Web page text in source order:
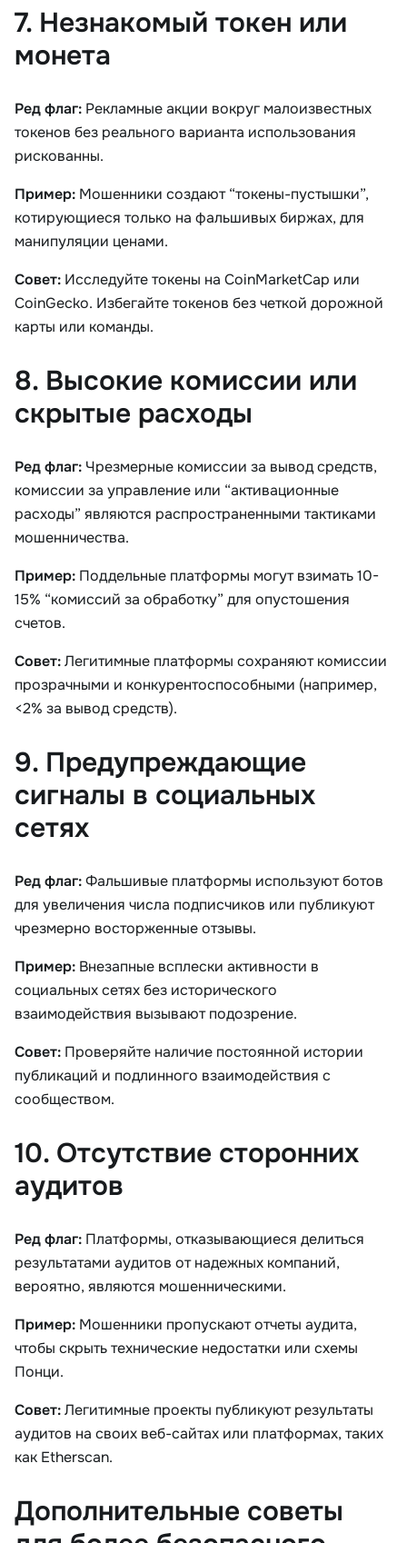
7. Незнакомый токен или
монета
Ред флаг: Рекламные акции вокруг малоизвестных
токенов без реального варианта использования
рискованны.
Пример: Мошенники создают “токены-пустышки”,
котирующиеся только на фальшивых биржах, для
манипуляции ценами.
Совет: Исследуйте токены на CoinMarketCap или
CoinGecko. Избегайте токенов без четкой дорожной
карты или команды.
8. Высокие комиссии или
скрытые расходы
Ред флаг: Чрезмерные комиссии за вывод средств,
комиссии за управление или “активационные
расходы” являются распространенными тактиками
мошенничества.
Пример: Поддельные платформы могут взимать 10-
15% “комиссий за обработку” для опустошения
счетов.
Совет:Легитимные платформы сохраняют комиссии
прозрачными и конкурентоспособными (например,
<2% за вывод средств).
9. Предупреждающие
сигналы в социальных
сетях
Ред флаг:Фальшивые платформы используют ботов
для увеличения числа подписчиков или публикуют
чрезмерно восторженные отзывы.
Пример: Внезапные всплески активности в
социальных сетях без исторического
взаимодействия вызывают подозрение.
Совет: Проверяйте наличие постоянной истории
публикаций и подлинного взаимодействия с
сообществом.
10. Отсутствие сторонних
аудитов
Ред флаг: Платформы, отказывающиеся делиться
результатами аудитов от надежных компаний,
вероятно, являются мошенническими.
Пример: Мошенники пропускают отчеты аудита,
чтобы скрыть технические недостатки или схемы
Понци.
Совет:Легитимные проекты публикуют результаты
аудитов на своих веб-сайтах или платформах, таких
как Etherscan.
Дополнительные советы